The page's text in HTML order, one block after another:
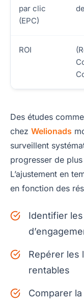
par clic
(EPC)
ROI
Des études
chez Welionads
surveillent
progresser de
L’ajustement en
en fonction des
Identifier
Repérer les
rentables
Comparer